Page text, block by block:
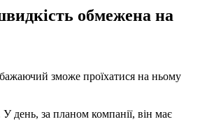
обмежена на
зможе проїхатися на ньому
день, за планом компанії, він має